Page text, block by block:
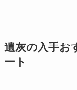
遺灰の入手お
ート